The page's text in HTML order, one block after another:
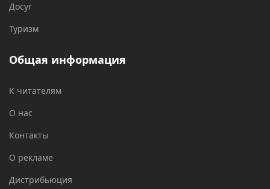
Досуг
Туризм
Общая информация
К читателям
О нас
Контакты
О рекламе
Дистрибьюция